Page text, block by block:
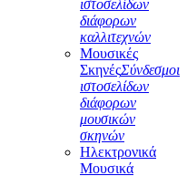
ιστοσελίδων
διάφορων
καλλιτεχνών
Μουσικές
ΣκηνέςΣύνδεσμοι
ιστοσελίδων
διάφορων
μουσικών
σκηνών
Ηλεκτρονικά
Μουσικά